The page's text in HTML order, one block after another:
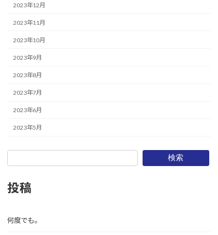
2023年12月
2023年11月
2023年10月
2023年9月
2023年8月
2023年7月
2023年6月
2023年5月
検索
投稿
何度でも。